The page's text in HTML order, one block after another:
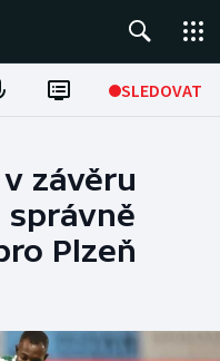
SLEDOVAT
závěru
správně
Plzeň